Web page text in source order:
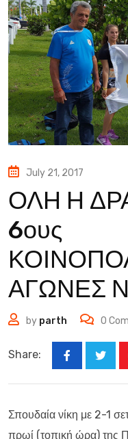
July 21, 2017
ΟΛΗ Η
6ους
ΑΓΩΝΕΣ
by parth 0
Share:
Σπουδαία νίκη με 2-1
πρωί (τοπική ώρα) της